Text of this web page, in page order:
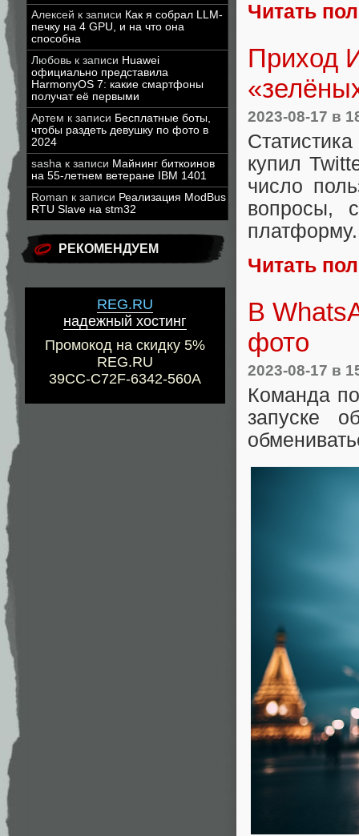
Алексей к записи Как я собрал LLM-
печку на 4 GPU, и на что она
способна
Любовь к записи Huawei
официально представила
HarmonyOS 7: какие смартфоны
получат её первыми
Артем к записи Бесплатные боты,
чтобы раздеть девушку по фото в
2024
sasha к записи Майнинг биткоинов
на 55-летнем ветеране IBM 1401
Roman к записи Реализация ModBus
RTU Slave на stm32
РЕКОМЕНДУЕМ
REG.RU
надежный хостинг
Промокод на скидку 5%
REG.RU
39CC-C72F-6342-560A
Читать
Приход
2023-08-17 в
купил
число
вопросы,
Читать
В
фото
2023-08-17 в
Команда
запуске